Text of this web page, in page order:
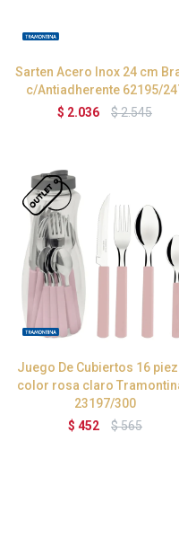
Sarten Acero Inox 24 cm
c/Antiadherente 62195/
$ 2.036 $2.545
Juego De Cubiertos 16
color rosa claro
23197/300
$ 452 $565